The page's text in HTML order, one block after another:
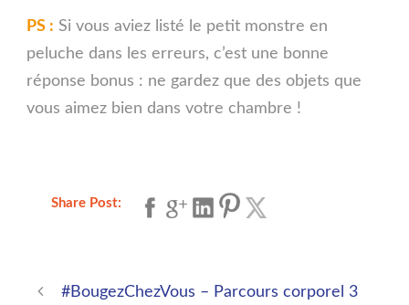
PS : Si vous aviez listé le petit monstre en
peluche dans les erreurs, c’est une bonne
réponse bonus : ne gardez que des objets que
vous aimez bien dans votre chambre !
Share Post:
#BougezChezVous – Parcours corporel 3